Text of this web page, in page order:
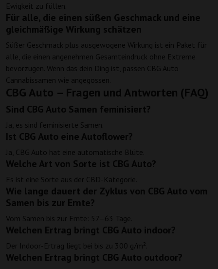
Ewigkeit zu füllen.
Für alle, die einen süßen Geschmack und eine
gleichmäßige Wirkung schätzen
Süßer Geschmack plus ausgewogene Wirkung ist ein Paket für
alle, die einen angenehmen Gesamteindruck ohne Extreme
bevorzugen. Wenn das dein Ding ist, passen CBG Auto
Cannabissamen wie angegossen.
CBG Auto – Fragen und Antworten (FAQ)
Sind CBG Auto Samen feminisiert?
Ja, es sind feminisierte Samen.
Ist CBG Auto eine Autoflower?
Ja, CBG Auto hat eine automatische Blüte.
Welche Art von Sorte ist CBG Auto?
Es ist eine Sorte aus der CBD-Kategorie.
Wie lange dauert der Zyklus von CBG Auto vom
Samen bis zur Ernte?
Vom Samen bis zur Ernte: 57–63 Tage.
Welchen Ertrag bringt CBG Auto indoor?
Der Indoor-Ertrag liegt bei bis zu 300 g/m².
Welchen Ertrag bringt CBG Auto outdoor?